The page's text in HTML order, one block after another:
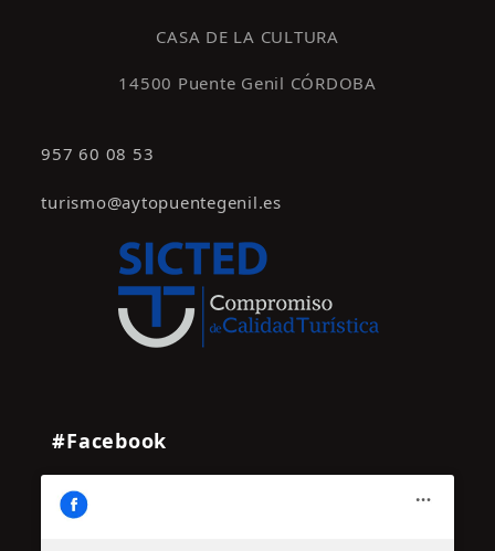
CASA DE LA CULTURA
14500 Puente Genil CÓRDOBA
957 60 08 53
turismo@aytopuentegenil.es
#Facebook